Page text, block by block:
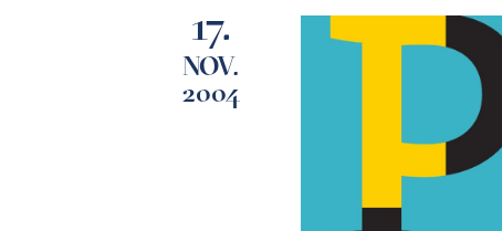
17.
NOV.
2004